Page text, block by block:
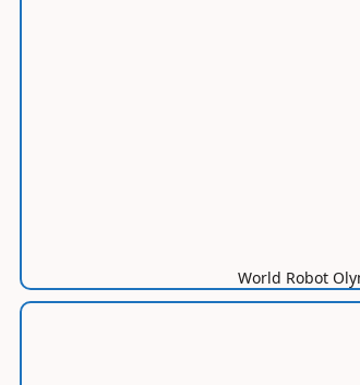
World Robot